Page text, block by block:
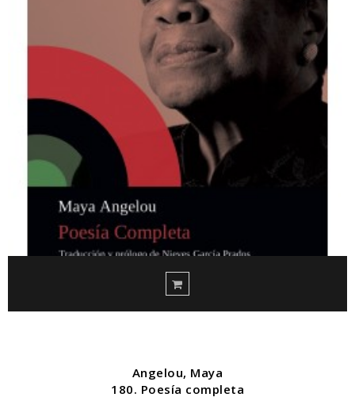
Angelou, Maya
180. Poesía completa